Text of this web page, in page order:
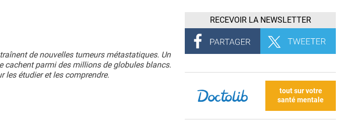
de nouvelles tumeurs métastatiques. Un
cachent parmi des millions de globules blancs.
les étudier et les comprendre.
RECEVOIR LA NEWSLETTER
tout sur votre
santé mentale